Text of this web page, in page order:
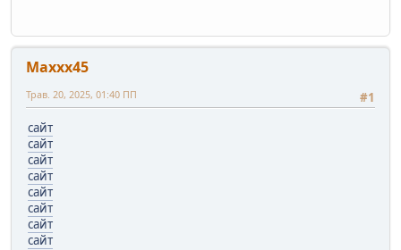
Maxxx45
#1
Трав. 20, 2025, 01:40 ПП
сайт
сайт
сайт
сайт
сайт
сайт
сайт
сайт